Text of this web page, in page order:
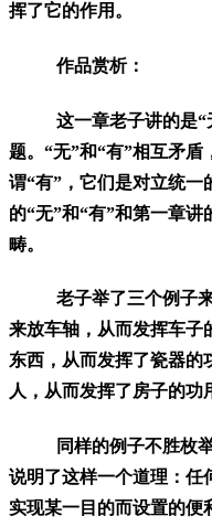
挥了它的作用。
作品赏析：
这一章老子讲的是“
题。“无”和“有”相互矛
谓“有”，它们是对立统一
的“无”和“有”和第一章
畴。
老子举了三个例子
来放车轴，从而发挥车子
东西，从而发挥了瓷器的
人，从而发挥了房子的功
同样的例子不胜枚
说明了这样一个道理：任
实现某一目的而设置的便